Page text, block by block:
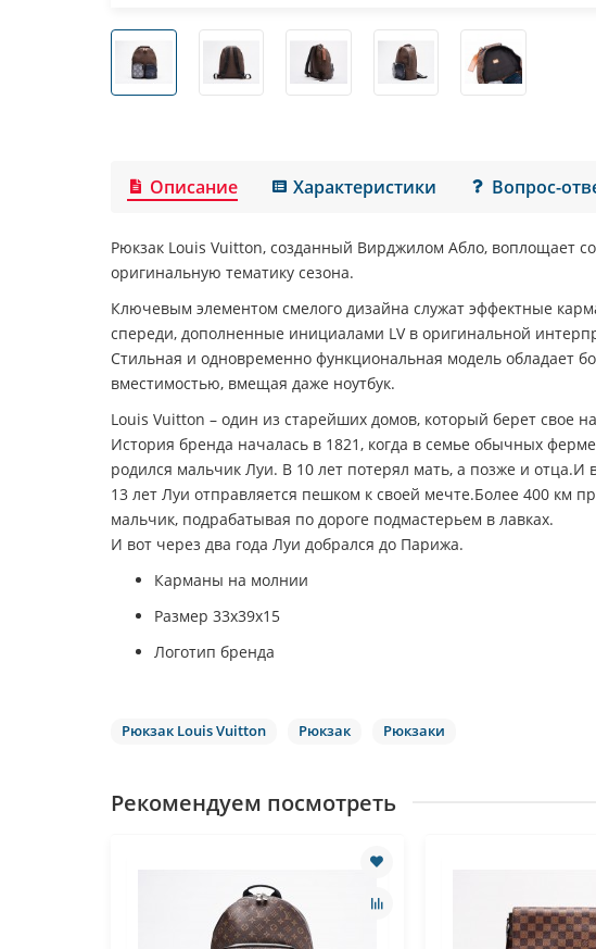
Описание Характеристики Вопрос-
Рюкзак Louis Vuitton, созданный Вирджилом Абло, воплощает
оригинальную тематику сезона.
Ключевым элементом смелого дизайна служат эффектные
спереди, дополненные инициалами LV в оригинальной
Стильная и одновременно функциональная модель обладает
вместимостью, вмещая даже ноутбук.
Louis Vuitton – один из старейших домов, который берет свое
История бренда началась в 1821, когда в семье обычных
родился мальчик Луи. В 10 лет потерял мать, а позже и отца.И
13 лет Луи отправляется пешком к своей мечте.Более 400 км
мальчик, подрабатывая по дороге подмастерьем в лавках.
И вот через два года Луи добрался до Парижа.
Карманы на молнии
Размер 33х39х15
Логотип бренда
Рюкзак Louis Vuitton Рюкзак Рюкзаки
Рекомендуем посмотреть